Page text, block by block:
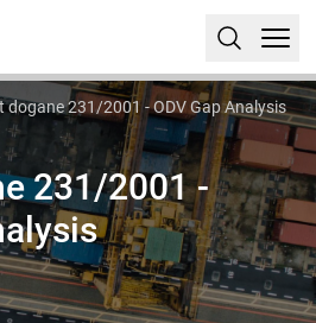
dogane 231/2001 - ODV Gap Analysis
231/2001 -